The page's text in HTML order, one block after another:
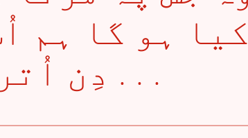
کیا ہو گا ہم
دِن اُتر کے دیکھتے ہیں . . .